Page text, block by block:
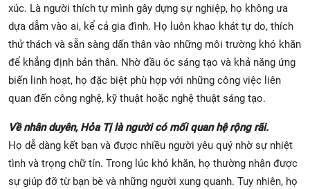
xúc. Là người thích tự mình gây dựng sự nghiệp, họ không ưa
dựa dẫm vào ai, kể cả gia đình. Họ luôn khao khát tự do, thích
thử thách và sẵn sàng dấn thân vào những môi trường khó khăn
để khẳng định bản thân. Nhờ đầu óc sáng tạo và khả năng ứng
biến linh hoạt, họ đặc biệt phù hợp với những công việc liên
quan đến công nghệ, kỹ thuật hoặc nghệ thuật sáng tạo.
Về nhân duyên, Hỏa Tị là người có mối quan hệ rộng rãi.
Họ dễ dàng kết bạn và được nhiều người yêu quý nhờ sự nhiệt
tình và trọng chữ tín. Trong lúc khó khăn, họ thường nhận được
sự giúp đỡ từ bạn bè và những người xung quanh. Tuy nhiên, họ